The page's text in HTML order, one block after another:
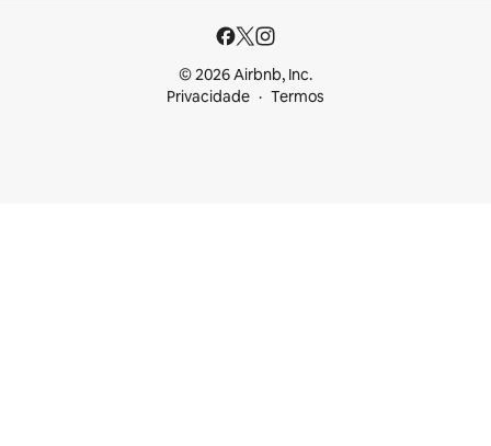
© 2026 Airbnb, Inc.
Privacidade
Termos